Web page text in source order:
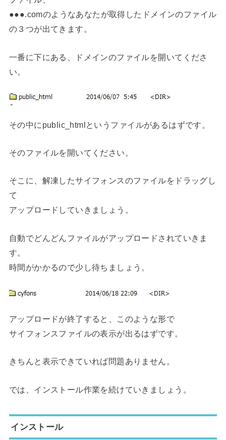
●●●.comのようなあなたが取得したドメインのファイル
の３つが出てきます。
一番に下にある、ドメインのファイルを開いてくださ
い。
その中にpublic_htmlというファイルがあるはずです。
そのファイルを開いてください。
そこに、解凍したサイフォンスのファイルをドラッグし
て
アップロードしていきましょう。
自動でどんどんファイルがアップロードされていきま
す。
時間がかかるので少し待ちましょう。
アップロードが終了すると、このような形で
サイフォンスファイルの表示が出るはずです。
きちんと表示できていれば問題ありません。
では、インストール作業を続けていきましょう。
インストール